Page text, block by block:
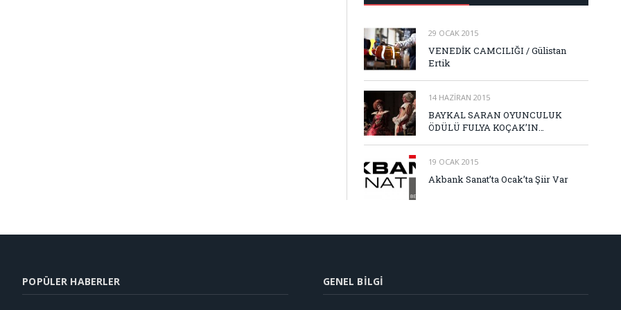
29 OCAK 2015
VENEDİK CAMCILIĞI / Gülistan
Ertik
14 HAZIRAN 2015
BAYKAL SARAN OYUNCULUK
ÖDÜLÜ FULYA KOÇAK’IN…
19 OCAK 2015
Akbank Sanat’ta Ocak’ta Şiir Var
POPÜLER HABERLER GENEL BILGI